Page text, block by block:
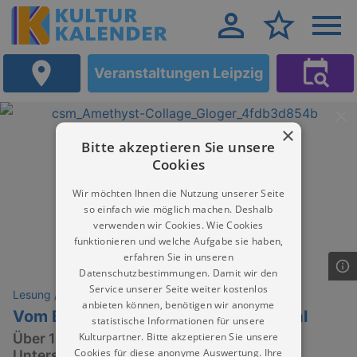
Veranstaltungen Leipzig
Lesung / Vortrag / Gespräch
Vom Bergkristall über Achat zum Opal
Über 100 Namen für SiO2- Wo sind die
×
Bitte akzeptieren Sie unsere
Cookies
Wir möchten Ihnen die Nutzung unserer Seite
so einfach wie möglich machen. Deshalb
verwenden wir Cookies. Wie Cookies
funktionieren und welche Aufgabe sie haben,
erfahren Sie in unseren
Datenschutzbestimmungen. Damit wir den
Service unserer Seite weiter kostenlos
anbieten können, benötigen wir anonyme
statistische Informationen für unsere
Kulturpartner. Bitte akzeptieren Sie unsere
Cookies für diese anonyme Auswertung. Ihre